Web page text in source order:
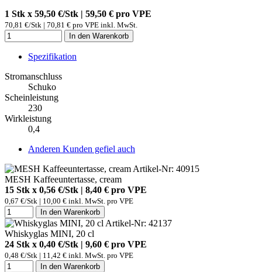
1 Stk x 59,50 €/Stk | 59,50 € pro VPE
70,81 €/Stk | 70,81 € pro VPE inkl. MwSt.
In den Warenkorb
Spezifikation
Stromanschluss
Schuko
Scheinleistung
230
Wirkleistung
0,4
Anderen Kunden gefiel auch
Artikel-Nr: 40915
MESH Kaffeeuntertasse, cream
15 Stk x 0,56 €/Stk | 8,40 € pro VPE
0,67 €/Stk | 10,00 € inkl. MwSt. pro VPE
In den Warenkorb
Artikel-Nr: 42137
Whiskyglas MINI, 20 cl
24 Stk x 0,40 €/Stk | 9,60 € pro VPE
0,48 €/Stk | 11,42 € inkl. MwSt. pro VPE
In den Warenkorb